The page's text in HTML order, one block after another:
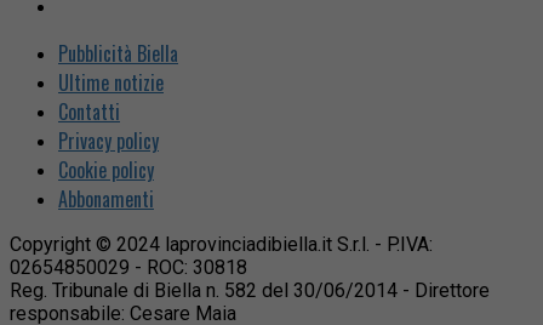
Pubblicità Biella
Ultime notizie
Contatti
Privacy policy
Cookie policy
Abbonamenti
Copyright © 2024 laprovinciadibiella.it S.r.l. - P.IVA:
02654850029 - ROC: 30818
Reg. Tribunale di Biella n. 582 del 30/06/2014 - Direttore
responsabile: Cesare Maia